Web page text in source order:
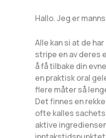
Hallo. Jeg er
Alle kan si at de
stripe en av deres
å få tilbake din
en praktisk oral
flere måter så
Det finnes en
ofte kalles
aktive